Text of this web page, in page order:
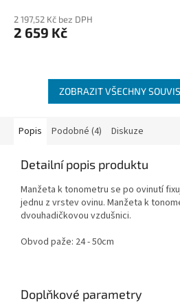
2 197,52 Kč bez DPH
2 659 Kč
ZOBRAZIT VŠECHNY
Popis Podobné (4) Diskuze
Detailní popis produktu
Manžeta k tonometru se po ovinutí
jednu z vrstev ovinu. Manžeta k
dvouhadičkovou vzdušnici.
Obvod paže: 24 - 50cm
Doplňkové parametry